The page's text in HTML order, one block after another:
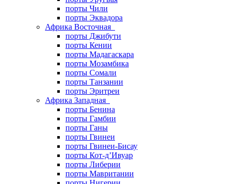
порты Чили
порты Эквадора
Африка Восточная
порты Джибути
порты Кении
порты Мадагаскара
порты Мозамбика
порты Сомали
порты Танзании
порты Эритреи
Африка Западная
порты Бенина
порты Гамбии
порты Ганы
порты Гвинеи
порты Гвинеи-Бисау
порты Кот-д’Ивуар
порты Либерии
порты Мавритании